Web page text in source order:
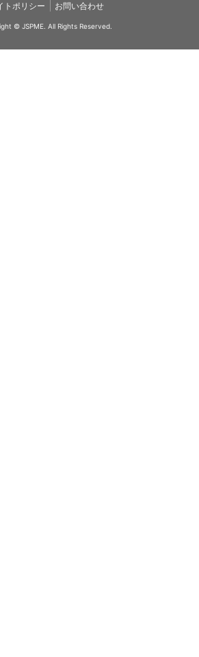
トポリシー お問い合わせ
© JSPME. All Rights Reserved.